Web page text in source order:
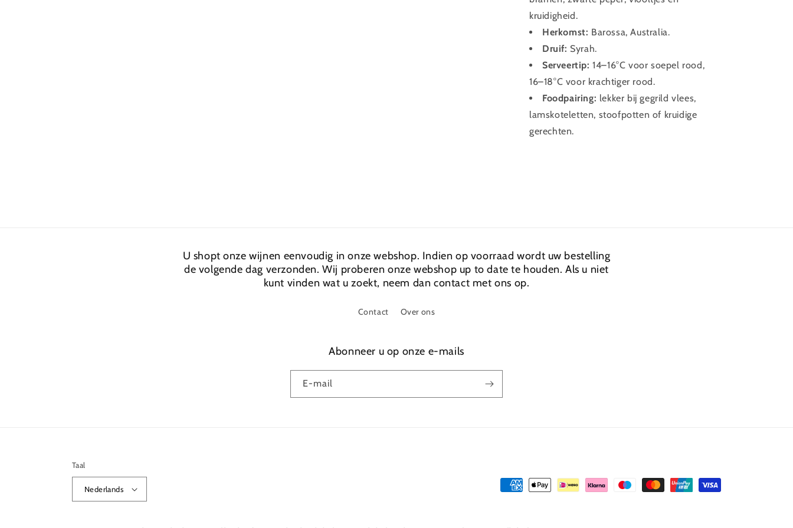
kruidigheid.
Herkomst: Barossa, Australia.
Druif: Syrah.
Serveertip: 14–16°C voor soepel rood,
16–18°C voor krachtiger rood.
Foodpairing: lekker bij gegrild vlees,
lamskoteletten, stoofpotten of kruidige
gerechten.
U shopt onze wijnen eenvoudig in onze webshop. Indien op voorraad wordt uw bestelling
de volgende dag verzonden. Wij proberen onze webshop up to date te houden. Als u niet
kunt vinden wat u zoekt, neem dan contact met ons op.
Contact Over ons
Abonneer u op onze e-mails
E‑mail
Taal
Nederlands Betaalmethoden